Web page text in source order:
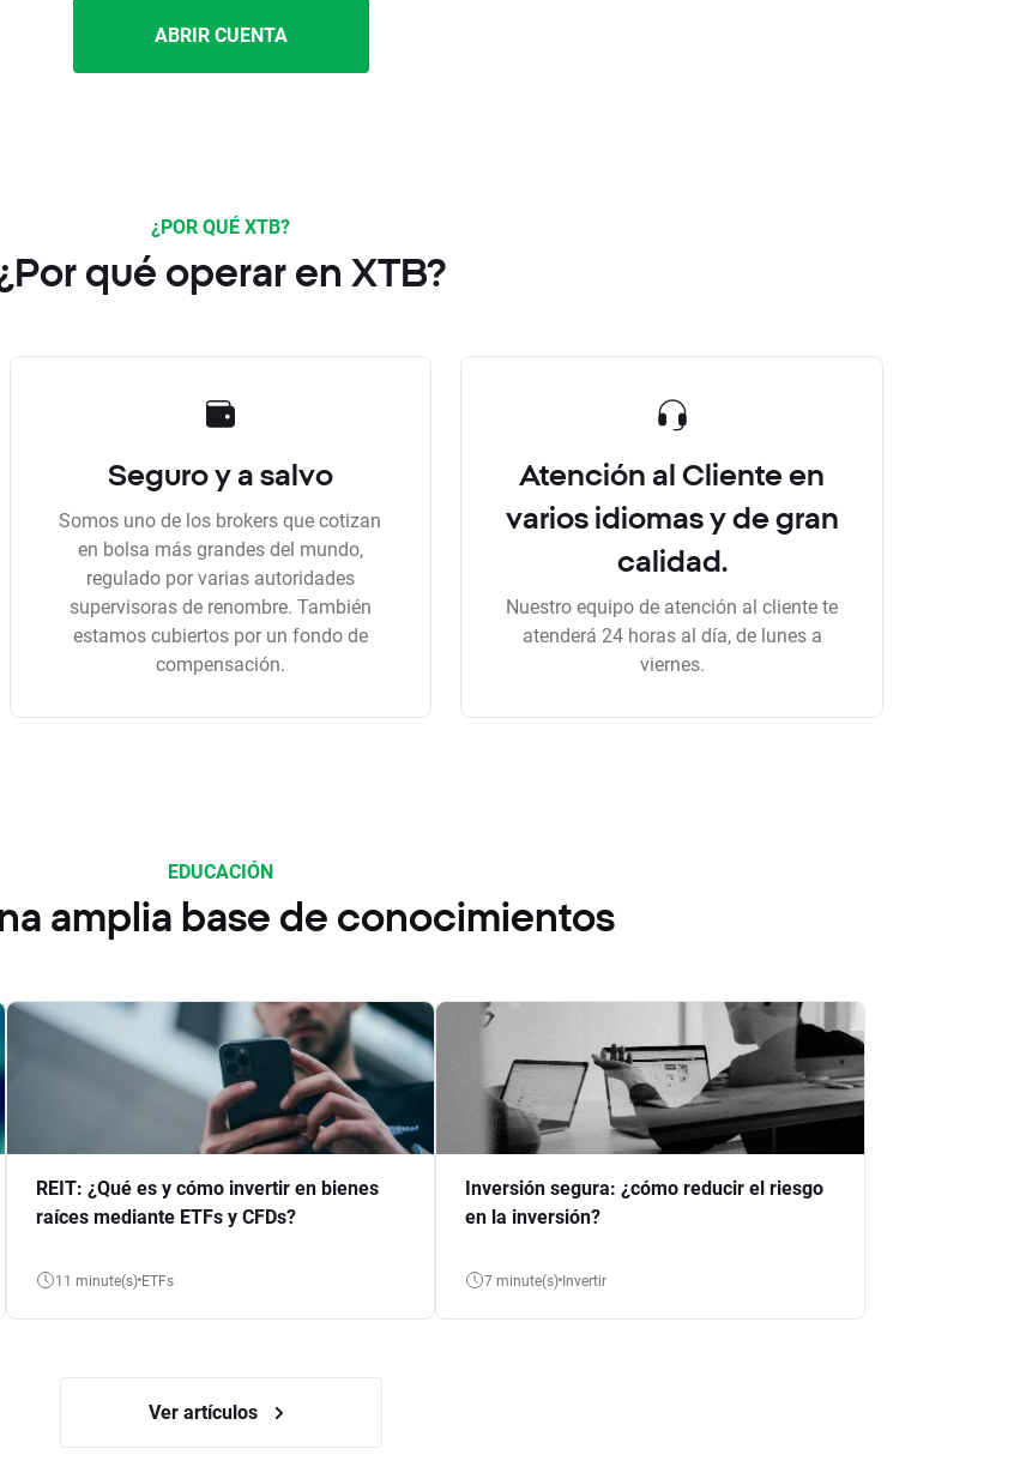
ABRIR CUENTA
¿POR QUÉ XTB?
qué operar en XTB?
Seguro y a salvo
Somos uno de los brokers que cotizan
en bolsa más grandes del mundo,
regulado por varias autoridades
supervisoras de renombre. También
estamos cubiertos por un fondo de
compensación.
Atención al Cliente en
varios idiomas y de gran
calidad.
Nuestro equipo de atención al cliente te
atenderá 24 horas al día, de lunes a
viernes.
EDUCACIÓN
amplia base de conocimientos
REIT: ¿Qué es y cómo invertir en bienes
raíces mediante ETFs y CFDs?
11 minute(s) ETFs
Inversión segura: ¿cómo reducir el riesgo
en la inversión?
7 minute(s) Invertir
Ver artículos